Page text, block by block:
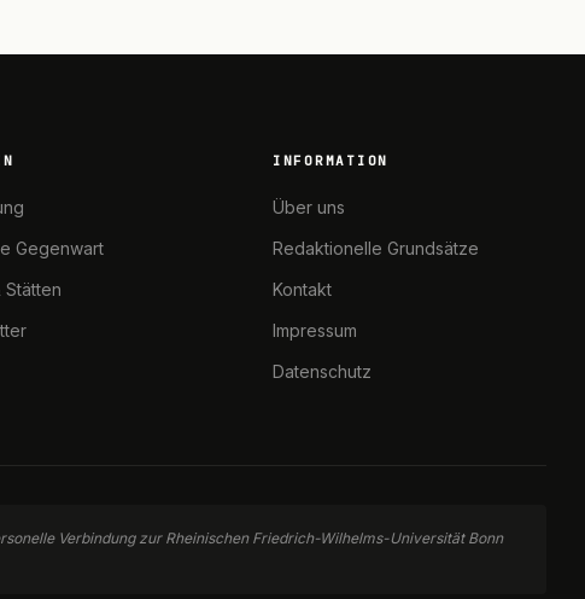
Gegenwart
Stätten
INFORMATION
Über uns
Redaktionelle Grundsätze
Kontakt
Impressum
Datenschutz
Verbindung zur Rheinischen Friedrich-Wilhelms-Universität Bonn